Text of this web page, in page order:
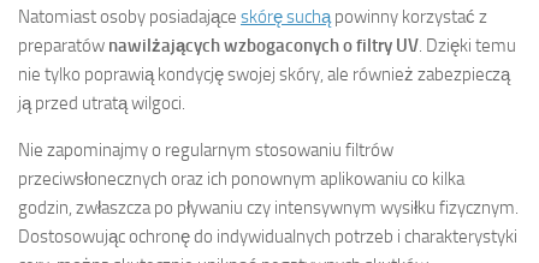
Natomiast osoby posiadające skórę suchąpowinny korzystać z
preparatów nawilżających wzbogaconych o filtry UV. Dzięki temu
nie tylko poprawią kondycję swojej skóry, ale również zabezpieczą
ją przed utratą wilgoci.
Nie zapominajmy o regularnym stosowaniu filtrów
przeciwsłonecznych oraz ich ponownym aplikowaniu co kilka
godzin, zwłaszcza po pływaniu czy intensywnym wysiłku fizycznym.
Dostosowując ochronę do indywidualnych potrzeb i charakterystyki